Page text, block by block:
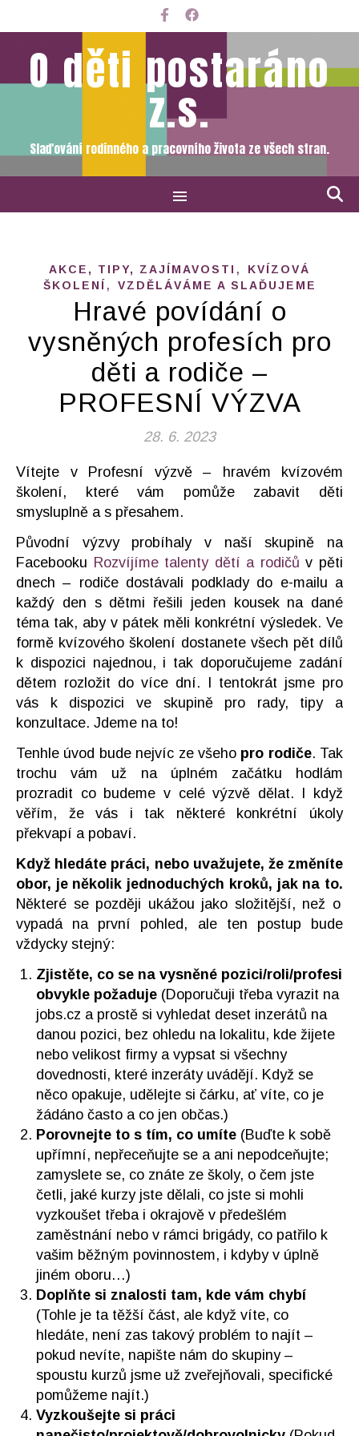
O děti postaráno
z.s.
Slaďování rodinného a pracovního života ze všech stran.
AKCE, TIPY, ZAJÍMAVOSTI ,
KVÍZOVÁ
ŠKOLENÍ , VZDĚLÁVÁME A SLAĎUJEME
Hravé povídání o
vysněných profesích pro
děti a rodiče –
PROFESNÍ VÝZVA
28. 6. 2023
Vítejte v Profesní výzvě – hravém kvízovém
školení, které vám pomůže zabavit děti
smysluplně a s přesahem.
Původní výzvy probíhaly v naší skupině na
Facebooku Rozvíjíme talenty dětí a rodičů v pěti
dnech – rodiče dostávali podklady do e-mailu a
každý den s dětmi řešili jeden kousek na dané
téma tak, aby v pátek měli konkrétní výsledek. Ve
formě kvízového školení dostanete všech pět dílů
k dispozici najednou, i tak doporučujeme zadání
dětem rozložit do více dní. I tentokrát jsme pro
vás k dispozici ve skupině pro rady, tipy a
konzultace. Jdeme na to!
Tenhle úvod bude nejvíc ze všeho pro rodiče. Tak
trochu vám už na úplném začátku hodlám
prozradit co budeme v celé výzvě dělat. I když
věřím, že vás i tak některé konkrétní úkoly
překvapí a pobaví.
Když hledáte práci, nebo uvažujete, že změníte
obor, je několik jednoduchých kroků, jak na to.
Některé se později ukážou jako složitější, než o
vypadá na první pohled, ale ten postup bude
vždycky stejný:
Zjistěte, co se na vysněné pozici/roli/profesi
obvykle požaduje (Doporučuji třeba vyrazit na
jobs.cz a prostě si vyhledat deset inzerátů na
danou pozici, bez ohledu na lokalitu, kde žijete
nebo velikost firmy a vypsat si všechny
dovednosti, které inzeráty uvádějí. Když se
něco opakuje, udělejte si čárku, ať víte, co je
žádáno často a co jen občas.)
Porovnejte to s tím, co umíte (Buďte k sobě
upřímní, nepřeceňujte se a ani nepodceňujte;
zamyslete se, co znáte ze školy, o čem jste
četli, jaké kurzy jste dělali, co jste si mohli
vyzkoušet třeba i okrajově v předešlém
zaměstnání nebo v rámci brigády, co patřilo k
vašim běžným povinnostem, i kdyby v úplně
jiném oboru…)
Doplňte si znalosti tam, kde vám chybí
(Tohle je ta těžší část, ale když víte, co
hledáte, není zas takový problém to najít –
pokud nevíte, napište nám do skupiny –
spoustu kurzů jsme už zveřejňovali, specifické
pomůžeme najít.)
Vyzkoušejte si práci